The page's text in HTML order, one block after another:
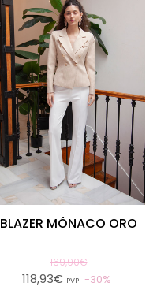
BLAZER MÓNACO ORO
169,90€
118,93€ PVP 30%